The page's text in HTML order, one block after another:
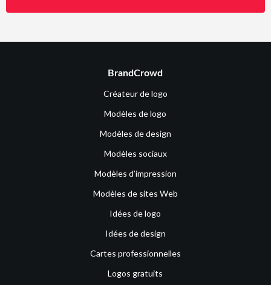
BrandCrowd
Créateur de logo
Modèles de logo
Modèles de design
Modèles sociaux
Modèles d’impression
Modèles de sites Web
Idées de logo
Idées de design
Cartes professionnelles
Logos gratuits